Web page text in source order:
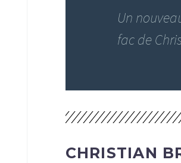
Un
fac de
CHRISTIAN